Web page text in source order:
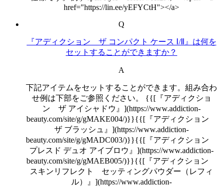
href="https://lin.ee/yEFYCtH"></a>
Q
『アディクション ザ コンパクト ケース Ⅰ/Ⅱ』は何を
セットすることができますか？
A
下記アイテムをセットすることができます。組み合わ
せ例は下部をご参照ください。 {{[『アディクショ
ン ザ アイシャドウ』](https://www.addiction-
beauty.com/site/g/gMAKE004/)}}{{[『アディクション
ザ ブラッシュ』](https://www.addiction-
beauty.com/site/g/gMADC003/)}}{{[『アディクション
プレスド デュオ アイブロウ』](https://www.addiction-
beauty.com/site/g/gMAEB005/)}}{{[『アディクション
スキンリフレクト セッティングパウダー（レフィ
ル）』](https://www.addiction-